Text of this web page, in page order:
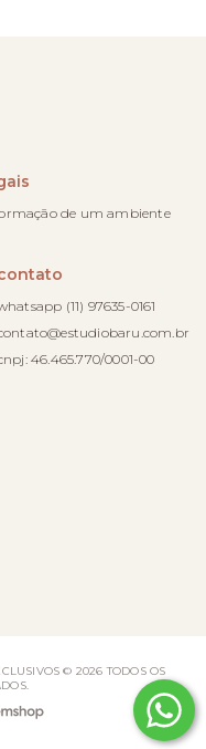
de um ambiente
(11) 97635-0161
46.465.770/0001-00
© 2026 TODOS OS